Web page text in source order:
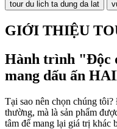
tour du lich ta dung da lat
GIỚI THIỆU
Hành trình "Độc
mang dấu ấn
Tại sao nên chọn chúng
thường, mà là sản phẩm
tâm để mang lại giá trị khác